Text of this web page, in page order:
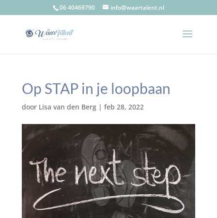
06 40469790 info@waartalent.nl
Op STAP in je loopbaan
door Lisa van den Berg| feb 28, 2022